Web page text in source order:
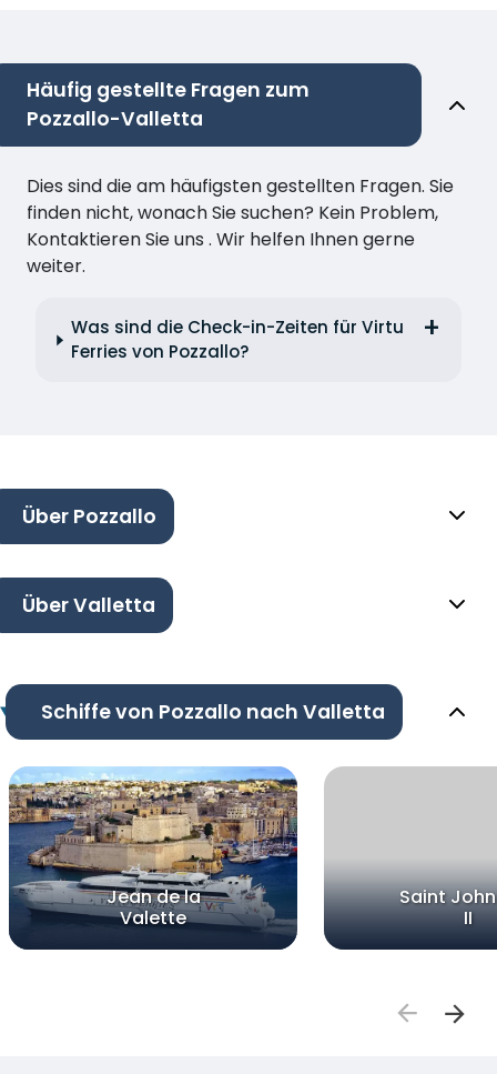
Häufig gestellte Fragen zum
Pozzallo-Valletta
Dies sind die am häufigsten gestellten Fragen. Sie
finden nicht, wonach Sie suchen? Kein Problem,
Kontaktieren Sie uns . Wir helfen Ihnen gerne
weiter.
Was sind die Check-in-Zeiten für Virtu
Ferries von Pozzallo?
Über Pozzallo
Über Valletta
Schiffe von Pozzallo nach Valletta
Jean de la
Valette
Saint
II